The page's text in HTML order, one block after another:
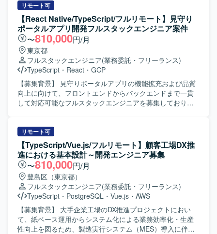
す。 既存機能の改善・バグ修正を行います。 コードレビュ
ー、テスト整備を行います。 PMI（事業譲渡後の統合）に
伴うシステム改善を行います。 【開発環境】 フレームワー
ク : Ruby 3.2 / Rails 7.1 フロントエンド : React 18 /
TypeScript 5.1 / Apollo Client (GraphQL) デザインツール：
Figma など データベース : Amazon RDS インフラ : AWS
(ECS) バージョン管理 : Git/GitHub コミュニケーション/タ
スク管理 : Slack, Google Meet, Notion を利用しています。
リモート可
【React Native/TypeScript/フルリモート】見守り
ポータルアプリ開発フルスタックエンジニア案件
〜810,000円/月
東京都
フルスタックエンジニア(業務委託・フリーランス)
TypeScript ・ React ・ GCP
【募集背景】 見守りポータルアプリの機能拡充および品質
向上に向けて、フロントエンドからバックエンドまで一貫
して対応可能なフルスタックエンジニアを募集しておりま
リのフロントエンド実装を中心に、UI改善や新機能実装を
行っていただきます。 Honoを用いたAPIおよびサーバーサ
イドの設計・開発を行っていただきます。 データベース設
計およびGoogle Cloud環境との連携実装を担当していただ
きます。 非機能要件（パフォーマンス・セキュリティ等）
の検討や見積もりを行っていただきます。 テストコードの
実装および品質保証業務を通じて、安定したサービス提供
に貢献していただきます。 【求める人物像】 フロントエン
ドからバックエンドまで主体的にキャッチアップしなが
ら、サービス全体の品質向上に取り組んでいただける方を
求めております。 AIツールを活用しつつも、設計や品質に
リモート可
【TypeScript/Vue.js/フルリモート】顧客工場DX推
進における基本設計～開発エンジニア募集
〜810,000円/月
豊島区（東京都）
フルスタックエンジニア(業務委託・フリーランス)
TypeScript ・ PostgreSQL ・ Vue.js ・ AWS
【募集背景】 大手企業工場のDX推進プロジェクトにおい
て、紙ベース運用からシステム化による業務効率化・生産
性向上を図るため、製造実行システム（MES）導入に伴う